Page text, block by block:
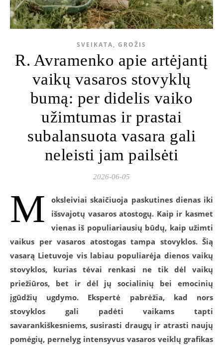
SVEIKATA, GROŽIS
R. Avramenko apie artėjantį
vaikų vasaros stovyklų
bumą: per didelis vaiko
užimtumas ir prastai
subalansuota vasara gali
neleisti jam pailsėti
2026-06-05
M
oksleiviai skaičiuoja paskutines dienas iki
išsvajotų vasaros atostogų. Kaip ir kasmet
vienas iš populiariausių būdų, kaip užimti
vaikus per vasaros atostogas tampa stovyklos. Šią
vasarą Lietuvoje vis labiau populiarėja dienos vaikų
stovyklos, kurias tėvai renkasi ne tik dėl vaikų
priežiūros, bet ir dėl jų socialinių bei emocinių
įgūdžių ugdymo. Ekspertė pabrėžia, kad nors
stovyklos gali padėti vaikams tapti
savarankiškesniems, susirasti draugų ir atrasti naujų
pomėgių, pernelyg intensyvus vasaros veiklų grafikas